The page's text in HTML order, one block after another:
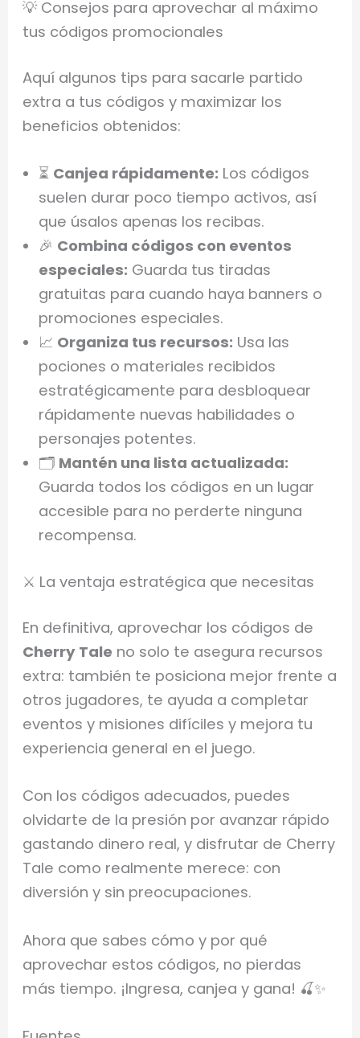
💡 Consejos para aprovechar al máximo
tus códigos promocionales
Aquí algunos tips para sacarle partido
extra a tus códigos y maximizar los
beneficios obtenidos:
⏳ Canjea rápidamente: Los códigos
suelen durar poco tiempo activos, así
que úsalos apenas los recibas.
🎉 Combina códigos con eventos
especiales: Guarda tus tiradas
gratuitas para cuando haya banners o
promociones especiales.
📈 Organiza tus recursos: Usa las
pociones o materiales recibidos
estratégicamente para desbloquear
rápidamente nuevas habilidades o
personajes potentes.
🗂️ Mantén una lista actualizada:
Guarda todos los códigos en un lugar
accesible para no perderte ninguna
recompensa.
⚔️ La ventaja estratégica que necesitas
En definitiva, aprovechar los códigos de
Cherry Tale no solo te asegura recursos
extra: también te posiciona mejor frente a
otros jugadores, te ayuda a completar
eventos y misiones difíciles y mejora tu
experiencia general en el juego.
Con los códigos adecuados, puedes
olvidarte de la presión por avanzar rápido
gastando dinero real, y disfrutar de Cherry
Tale como realmente merece: con
diversión y sin preocupaciones.
Ahora que sabes cómo y por qué
aprovechar estos códigos, no pierdas
más tiempo. ¡Ingresa, canjea y gana! 🍒✨